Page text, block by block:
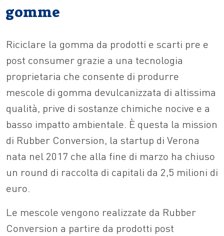
gomme
Riciclare la gomma da prodotti e scarti pre e
post consumer grazie a una tecnologia
proprietaria che consente di produrre
mescole di gomma devulcanizzata di altissima
qualità, prive di sostanze chimiche nocive e a
basso impatto ambientale. È questa la mission
di Rubber Conversion, la startup di Verona
nata nel 2017 che alla fine di marzo ha chiuso
un round di raccolta di capitali da 2,5 milioni di
euro.
Le mescole vengono realizzate da Rubber
Conversion a partire da prodotti post